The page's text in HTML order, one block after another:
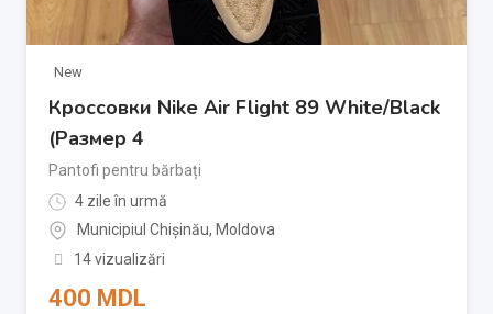
New
Кроссовки Nike Air Flight 89 White/Black
(Размер 4
Pantofi pentru bărbați
4 zile în urmă
Municipiul Chișinău, Moldova
14 vizualizări
400 MDL